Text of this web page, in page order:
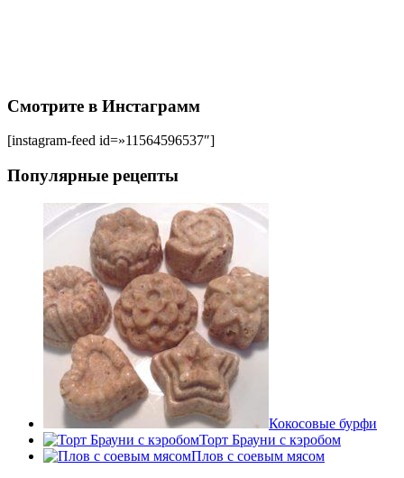
Смотрите в Инстаграмм
[instagram-feed id=»11564596537″]
Популярные рецепты
Кокосовые бурфи
Торт Брауни с кэробом
Плов с соевым мясом